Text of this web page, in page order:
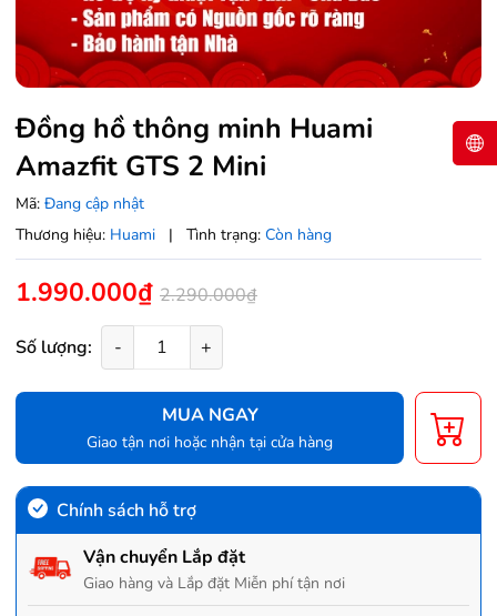
Đồng hồ thông minh Huami
Amazfit GTS 2 Mini
Mã: Đang cập nhật
Thương hiệu: Huami | Tình trạng: Còn hàng
1.990.000₫ 2.290.000₫
Số lượng: - +
MUA NGAY
Giao tận nơi hoặc nhận tại cửa hàng
Chính sách hỗ trợ
Vận chuyển Lắp đặt
Giao hàng và Lắp đặt Miễn phí tận nơi